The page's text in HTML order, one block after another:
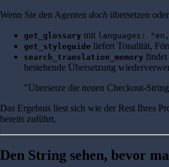
Wenn Sie den Agenten doch übersetzen
get_glossary mit languages:
get_styleguide liefert Tonalität,
search_translation_memory
bestehende Übersetzung
"Übersetze die neuen Checkout-
Das Ergebnis liest sich wie der Rest Ihres
bereits zuführt.
Den String sehen, bevor